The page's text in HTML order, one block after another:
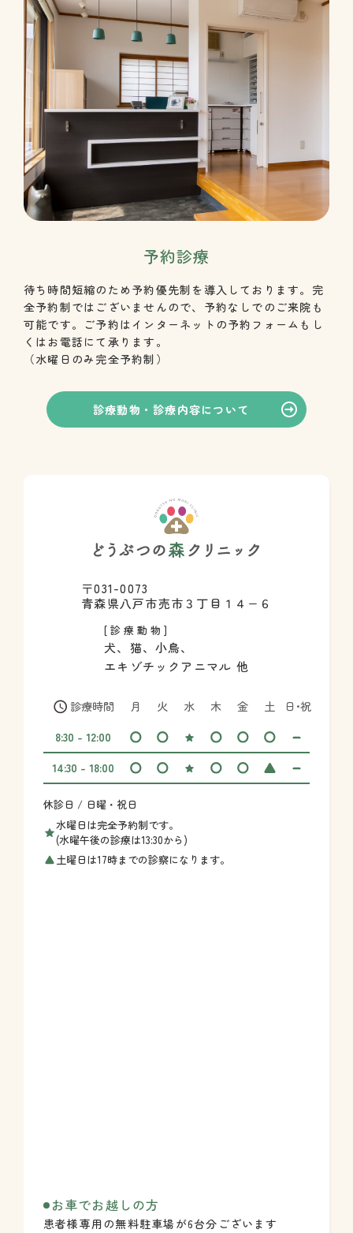
予約診療
待ち時間短縮のため予約優先制を導入しております。完
全予約制ではございませんので、予約なしでのご来院も
可能です。ご予約はインターネットの予約フォームもし
くはお電話にて承ります。
（水曜日のみ完全予約制）
診療動物・診療内容について
〒031-0073
青森県八戸市売市３丁目１４−６
[診療動物]
犬、猫、小鳥、
エキゾチックアニマル 他
診療時間 月 火 水 木 金 土
日・祝
8:30 - 12:00
14:30 - 18:00
休診日 / 日曜・祝日
水曜日は完全予約制です。
(水曜午後の診療は13:30から)
土曜日は17時までの診察になります。
お車でお越しの方
患者様専用の無料駐車場が6台分ございます